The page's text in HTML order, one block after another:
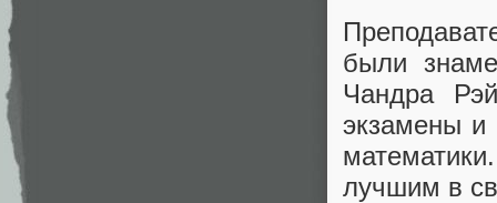
были
Чандра
экзамены и
лучшим в